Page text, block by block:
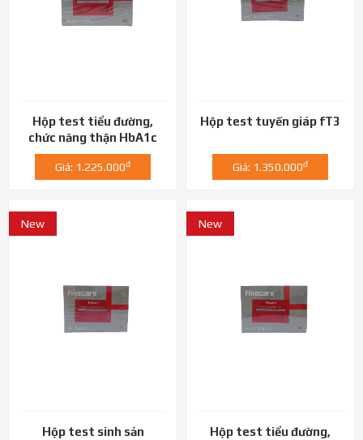
Hộp test tiểu đường,
chức năng thận HbA1c
Giá: 1.225.000đ
Hộp test tuyến giáp fT3
Giá: 1.350.000đ
New
Hộp test sinh sản
New
Hộp test tiểu đường,